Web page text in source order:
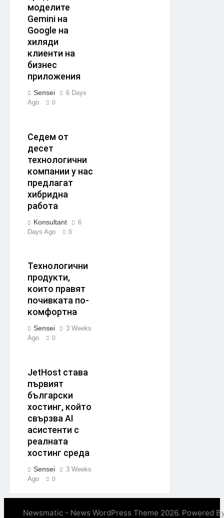
моделите
Gemini на
Google на
хиляди
клиенти на
бизнес
приложения
Sensei
6 Days
Ago
0
Седем от
десет
технологични
компании у нас
предлагат
хибридна
работа
Konsultant
6
Days Ago
0
Технологични
продукти,
които правят
почивката по-
комфортна
Sensei
3 Weeks
Ago
0
JetHost става
първият
български
хостинг, който
свързва AI
асистенти с
реалната
хостинг среда
Sensei
3 Weeks
Ago
0
Newsmatic - News WordPress Theme 2026. Powered